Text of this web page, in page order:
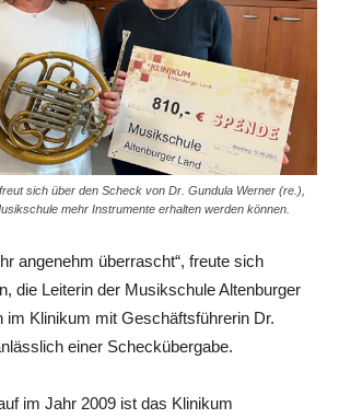
sich über den Scheck von Dr. Gundula Werner (re.),
mehr Instrumente erhalten werden können.
angenehm überrascht“, freute sich
die Leiterin der Musikschule Altenburger
im Klinikum mit Geschäftsführerin Dr.
einer Scheckübergabe.
im Jahr 2009 ist das Klinikum